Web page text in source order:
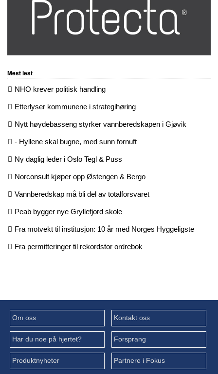
Mest lest
NHO krever politisk handling
Etterlyser kommunene i strategihøring
Nytt høydebasseng styrker vannberedskapen i Gjøvik
- Hyllene skal bugne, med sunn fornuft
Ny daglig leder i Oslo Tegl & Puss
Norconsult kjøper opp Østengen & Bergo
Vannberedskap må bli del av totalforsvaret
Peab bygger nye Gryllefjord skole
Fra motvekt til institusjon: 10 år med Norges Hyggeligste
Fra permitteringer til rekordstor ordrebok
Om oss Kontakt oss
Har du noe på hjertet? Forsprang
Produktnyheter Partnere i Fokus